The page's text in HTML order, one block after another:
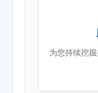
为您持续挖